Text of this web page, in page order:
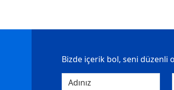
Bizde içerik bol, seni düzenli